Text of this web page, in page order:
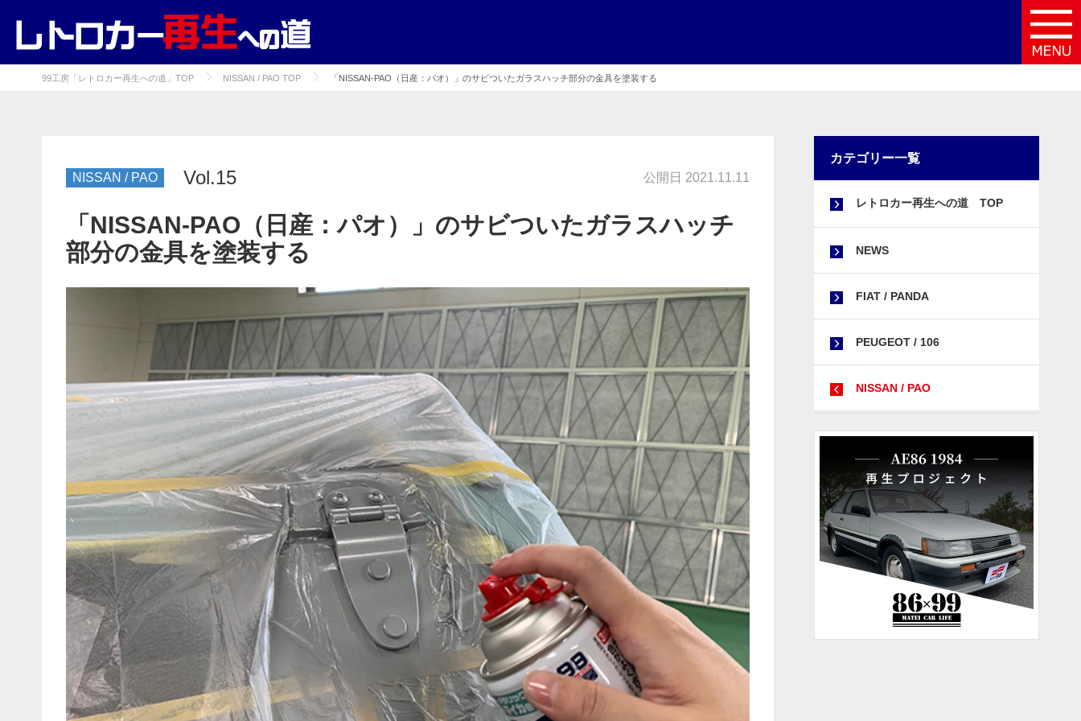
99工房「レトロカー再生への道」TOP NISSAN / PAO TOP 「NISSAN-PAO（日産：パオ）」のサビついたガラスハッチ部分の金具を塗装する
NISSAN / PAO Vol.15 公開日 2021.11.11
「NISSAN-PAO（日産：パオ）」のサビついたガラスハッチ
部分の金具を塗装する
カテゴリー一覧
レトロカー再生への道 TOP
NEWS
FIAT / PANDA
PEUGEOT / 106
NISSAN / PAO